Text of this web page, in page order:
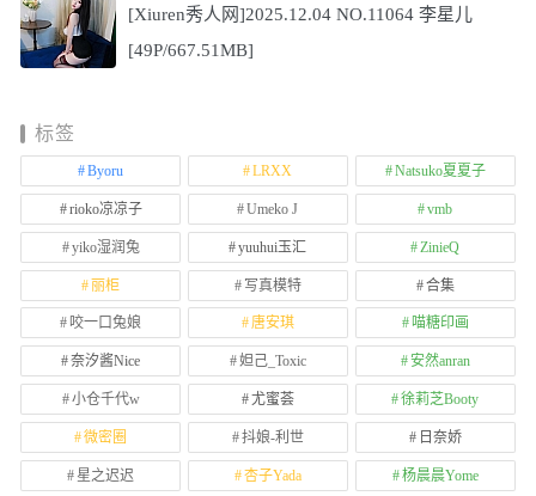
[Xiuren秀人网]2025.12.04 NO.11064 李星儿
[49P/667.51MB]
标签
Byoru LRXX Natsuko夏夏子
rioko凉凉子 Umeko J vmb
yiko湿润兔 yuuhui玉汇 ZinieQ
丽柜 写真模特 合集
咬一口兔娘 唐安琪 喵糖印画
奈汐酱Nice 妲己_Toxic 安然anran
小仓千代w 尤蜜荟 徐莉芝Booty
微密圈 抖娘-利世 日奈娇
星之迟迟 杏子Yada 杨晨晨Yome